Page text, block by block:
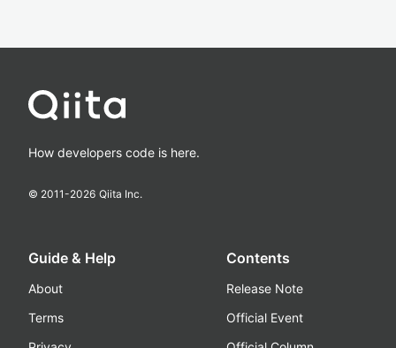
How developers code is here.
© 2011-2026 Qiita Inc.
Guide & Help
About
Terms
Contents
Release Note
Official Event